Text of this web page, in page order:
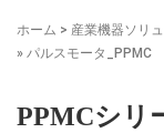
ホーム > 産業機器ソリ
» パルスモータ_PPMC
PPMCシリ